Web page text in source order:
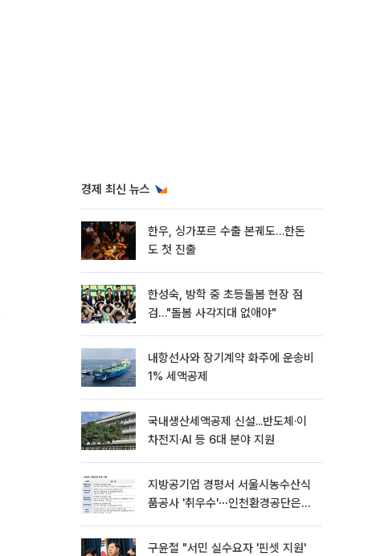
경제 최신 뉴스
한우, 싱가포르 수출 본궤도…한돈
도 첫 진출
한성숙, 방학 중 초등돌봄 현장 점
검…"돌봄 사각지대 없애야"
내항선사와 장기계약 화주에 운송비
1% 세액공제
국내생산세액공제 신설...반도체·이
차전지·AI 등 6대 분야 지원
지방공기업 경평서 서울시농수산식
품공사 '취우수'⋯인천환경공단은
구윤철 "서민 실수요자 '핀셋 지원'